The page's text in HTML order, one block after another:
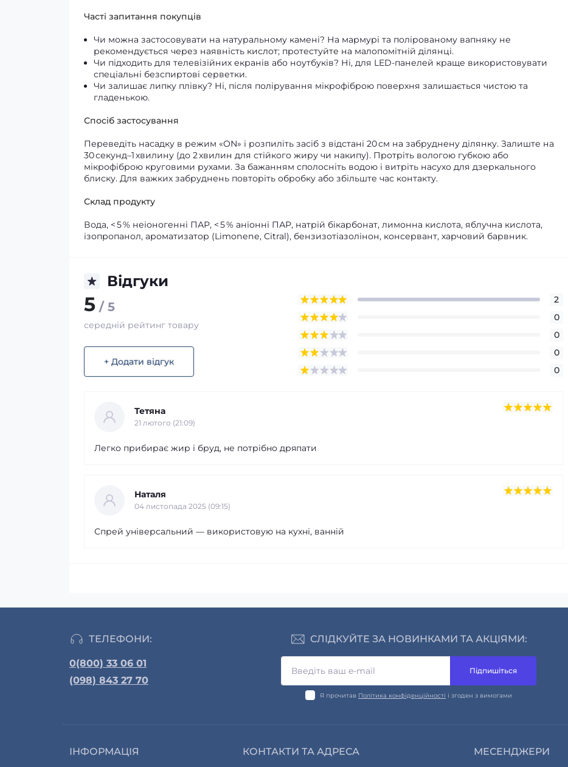
Часті запитання покупців
Чи можна застосовувати на натуральному камені? На мармурі та полірованому вапняку не
рекомендується через наявність кислот; протестуйте на малопомітній ділянці.
Чи підходить для телевізійних екранів або ноутбуків? Ні, для LED‑панелей краще використовувати
спеціальні безспиртові серветки.
Чи залишає липку плівку? Ні, після полірування мікрофіброю поверхня залишається чистою та
гладенькою.
Спосіб застосування
Переведіть насадку в режим «ON» і розпиліть засіб з відстані 20 см на забруднену ділянку. Залиште на
30 секунд–1 хвилину (до 2 хвилин для стійкого жиру чи накипу). Протріть вологою губкою або
мікрофіброю круговими рухами. За бажанням сполосніть водою і витріть насухо для дзеркального
блиску. Для важких забруднень повторіть обробку або збільште час контакту.
Склад продукту
Вода, < 5 % неіоногенні ПАР, < 5 % аніонні ПАР, натрій бікарбонат, лимонна кислота, яблучна кислота,
ізопропанол, ароматизатор (Limonene, Citral), бензизотіазолінон, консервант, харчовий барвник.
Відгуки
5 / 5
середній рейтинг товару
+ Додати відгук
2
0
0
0
0
Тетяна
21 лютого (21:09)
Легко прибирає жир і бруд, не потрібно дряпати
Наталя
04 листопада 2025 (09:15)
Спрей універсальний — використовую на кухні, ванній
ТЕЛЕФОНИ:
0(800) 33 06 01
(098) 843 27 70
СЛІДКУЙТЕ ЗА НОВИНКАМИ ТА АКЦІЯМИ:
Підпишіться
Я прочитав Політика конфіденційності і згоден з вимогами
ІНФОРМАЦІЯ КОНТАКТИ ТА АДРЕСА МЕСЕНДЖЕРИ